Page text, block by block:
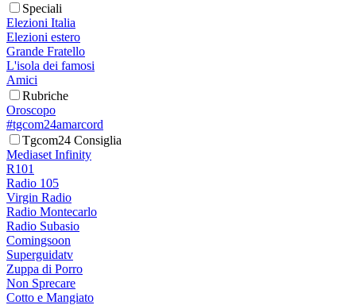
Speciali
Elezioni Italia
Elezioni estero
Grande Fratello
L'isola dei famosi
Amici
Rubriche
Oroscopo
#tgcom24amarcord
Tgcom24 Consiglia
Mediaset Infinity
R101
Radio 105
Virgin Radio
Radio Montecarlo
Radio Subasio
Comingsoon
Superguidatv
Zuppa di Porro
Non Sprecare
Cotto e Mangiato